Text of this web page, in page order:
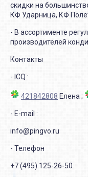
скидки на
КФ Ударница, КФ
- В ассортименте
производителей
Контакты
- ICQ :
421842808 Елена ;
- E-mail :
info@pingvo.ru
- Телефон
+7 (495) 125-26-50